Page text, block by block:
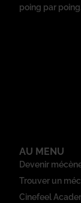
poing par poing.
AU MENU
Devenir
Trouver un
Cinefeel